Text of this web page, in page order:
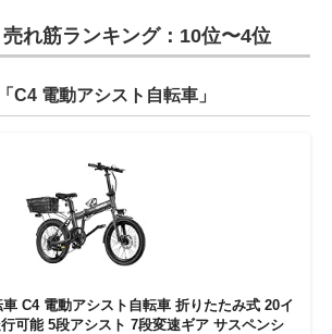
売れ筋ランキング：10位〜4位
C4 電動アシスト自転車」
C4 電動アシスト自転車 折りたたみ式 20イ
可能 5段アシスト 7段変速ギア サスペンシ